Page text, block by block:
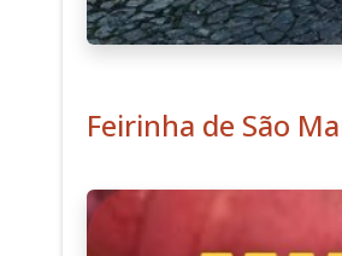
Feirinha de São